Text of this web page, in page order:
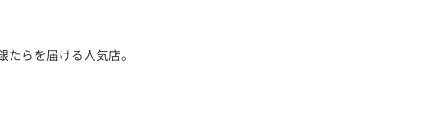
らを届ける人気店。